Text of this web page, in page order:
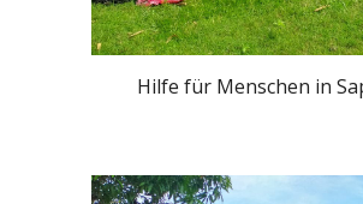
Hilfe für Menschen in